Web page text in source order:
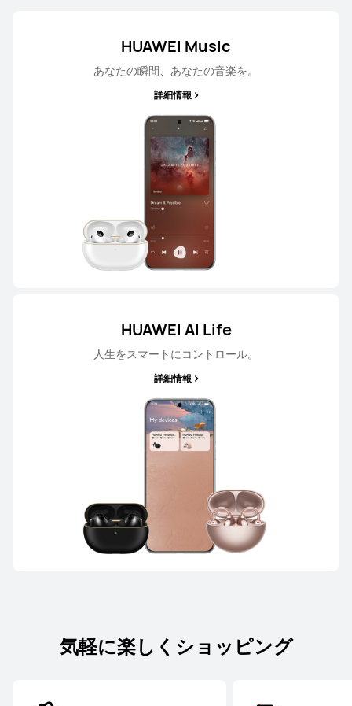
HUAWEI X GENTLE MONSTER Eyewear
詳細情報
HUAWEI Music
あなたの瞬間、あなたの音楽を。
詳細情報
HUAWEI AI Life
人生をスマートにコントロール。
詳細情報
気軽に楽しくショッピング